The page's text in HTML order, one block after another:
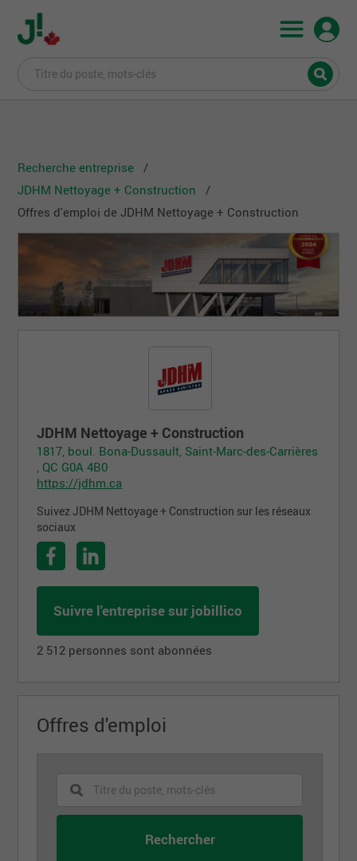
Recherche entreprise
JDHM Nettoyage + Construction
Offres d'emploi de JDHM Nettoyage + Construction
JDHM Nettoyage + Construction
1817, boul. Bona-Dussault, Saint-Marc-des-Carrières
, QC G0A 4B0
https://jdhm.ca
Suivez JDHM Nettoyage + Construction sur les réseaux
sociaux
Suivre l'entreprise sur jobillico
2 512 personnes sont abonnées
Offres d'emploi